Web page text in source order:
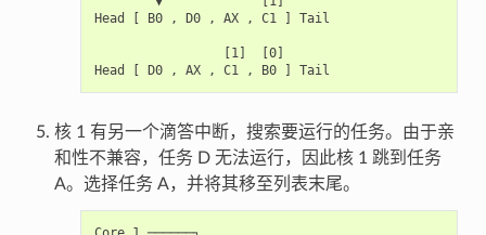
Head [ B0 , D0 , AX , C1 ] Tail
                 [1]  [0]
核 1 有另一个滴答中断，搜索要运行的任务。由于亲
和性不兼容，任务 D 无法运行，因此核 1 跳到任务
A。选择任务 A，并将其移至列表末尾。